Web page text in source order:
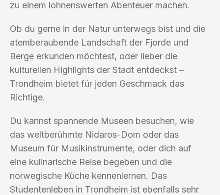
zu einem lohnenswerten Abenteuer machen.
Ob du gerne in der Natur unterwegs bist und die
atemberaubende Landschaft der Fjorde und
Berge erkunden möchtest, oder lieber die
kulturellen Highlights der Stadt entdeckst –
Trondheim bietet für jeden Geschmack das
Richtige.
Du kannst spannende Museen besuchen, wie
das weltberühmte Nidaros-Dom oder das
Museum für Musikinstrumente, oder dich auf
eine kulinarische Reise begeben und die
norwegische Küche kennenlernen. Das
Studentenleben in Trondheim ist ebenfalls sehr